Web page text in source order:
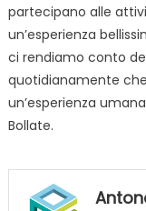
partecipano alle
un’esperienza
ci rendiamo conto
quotidianamente
un’esperienza
Bollate.